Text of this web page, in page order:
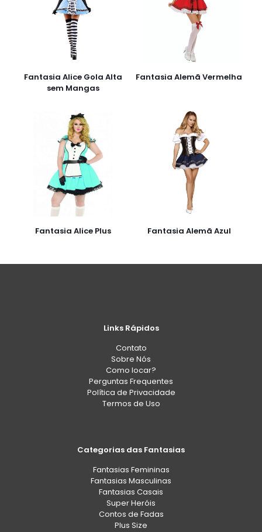
Fantasia Alice Gola Alta
sem Mangas
Fantasia Alemã Vermelha
Fantasia Alice Plus Fantasia Alemã Azul
Links Rápidos
Contato
Sobre Nós
Como locar?
Perguntas Frequentes
Política de Privacidade
Termos de Uso
Categorias das Fantasias
Fantasias Femininas
Fantasias Masculinas
Fantasias Casais
Super Heróis
Contos de Fadas
Plus Size